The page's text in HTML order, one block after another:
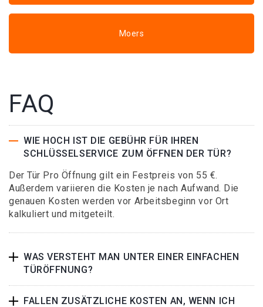
Moers
FAQ
WIE HOCH IST DIE GEBÜHR FÜR IHREN
SCHLÜSSELSERVICE ZUM ÖFFNEN DER TÜR?
Der Tür Pro Öffnung gilt ein Festpreis von 55 €.
Außerdem variieren die Kosten je nach Aufwand. Die
genauen Kosten werden vor Arbeitsbeginn vor Ort
kalkuliert und mitgeteilt.
WAS VERSTEHT MAN UNTER EINER EINFACHEN
TÜRÖFFNUNG?
FALLEN ZUSÄTZLICHE KOSTEN AN, WENN ICH